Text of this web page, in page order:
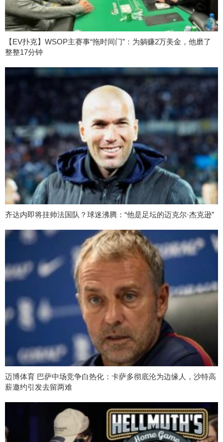
【EV扑克】WSOP主赛事“拖时间门”：为躺赚2万美金，他磨了
整整17分钟
齐达内即将挂帅法国队？球迷沸腾：“他是足坛的迈克尔·杰克逊”
迈博体育 巴萨中场竞争白热化：卡萨多彻底沦为边缘人，沙特高
薪邀约引发去留两难